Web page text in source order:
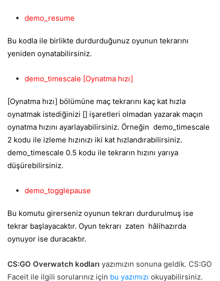
demo_resume
Bu kodla ile birlikte durdurduğunuz oyunun tekrarını
yeniden oynatabilirsiniz.
demo_timescale [Oynatma hızı]
[Oynatma hızı] bölümüne maç tekrarını kaç kat hızla
oynatmak istediğinizi [] işaretleri olmadan yazarak maçın
oynatma hızını ayarlayabilirsiniz. Örneğin demo_timescale
2 kodu ile izleme hızınızı iki kat hızlandırabilirsiniz.
demo_timescale 0.5 kodu ile tekrarın hızını yarıya
düşürebilirsiniz.
demo_togglepause
Bu komutu girerseniz oyunun tekrarı durdurulmuş ise
tekrar başlayacaktır. Oyun tekrarı zaten hâlihazırda
oynuyor ise duracaktır.
CS:GO Overwatch kodları yazımızın sonuna geldik. CS:GO
Faceit ile ilgili sorularınız için bu yazımızı okuyabilirsiniz.